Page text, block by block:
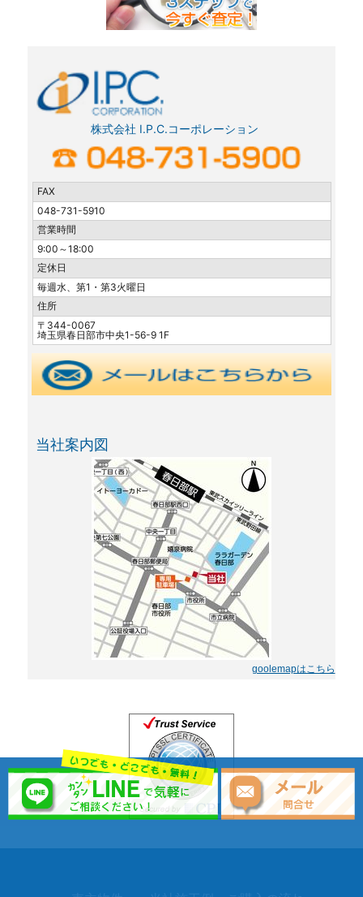
株式会社 I.P.C.コーポレーション
FAX
048-731-5910
営業時間
9:00～18:00
定休日
毎週水、第1・第3火曜日
住所
〒344-0067
埼玉県春日部市中央1-56-9 1F
当社案内図
goolemapはこちら